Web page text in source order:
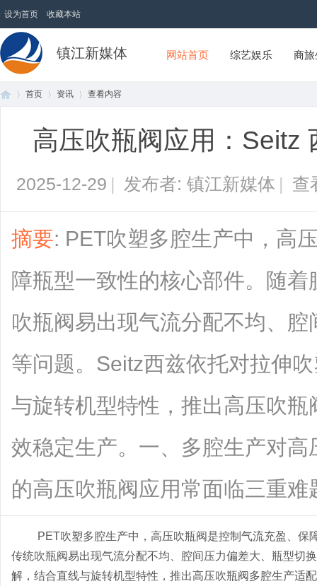
设为首页 收藏本站
镇江新媒体 网站首页 综艺娱乐 商
首页 资讯 查看内容
高压吹瓶阀应用：Seitz
2025-12-29 | 发布者: 镇江新媒体 | 查
摘要: PET吹塑多腔生产中，高
障瓶型一致性的核心部件。随
吹瓶阀易出现气流分配不均、
等问题。Seitz西兹依托对拉伸
与旋转机型特性，推出高压吹
效稳定生产。一、多腔生产对
的高压吹瓶阀应用常面临三重难
PET吹塑多腔生产中，高压吹瓶阀是控制气流充盈、
传统吹瓶阀易出现气流分配不均、腔间压力偏差大、瓶型切
解，结合直线与旋转机型特性，推出高压吹瓶阀多腔生产适